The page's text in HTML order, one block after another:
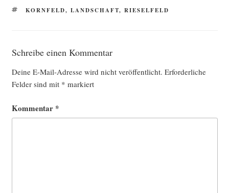
SCHLAGWÖRTER
KORNFELD, LANDSCHAFT, RIESELFELD
Schreibe einen Kommentar
Deine E-Mail-Adresse wird nicht veröffentlicht. Erforderliche
Felder sind mit * markiert
Kommentar *